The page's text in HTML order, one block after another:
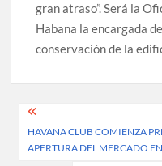
gran atraso”. Será la
Habana la encargada
conservación de la
Post
navigation
HAVANA CLUB COMIENZA
APERTURA DEL MERCADO